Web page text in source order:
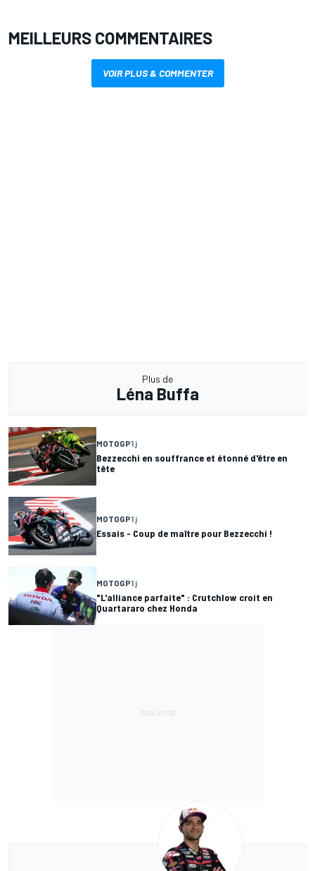
MEILLEURS COMMENTAIRES
VOIR PLUS & COMMENTER
Plus de
Léna Buffa
MOTOGP1 j
Bezzecchi en souffrance et étonné d'être en
tête
MOTOGP1 j
Essais - Coup de maître pour Bezzecchi !
MOTOGP1 j
"L'alliance parfaite" : Crutchlow croit en
Quartararo chez Honda